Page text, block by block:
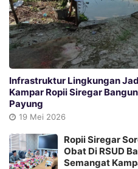
Infrastruktur Lingkungan
Kampar Ropii Siregar
Payung
19 Mei 2026
Ropii Siregar
Obat Di RSUD
Semangat